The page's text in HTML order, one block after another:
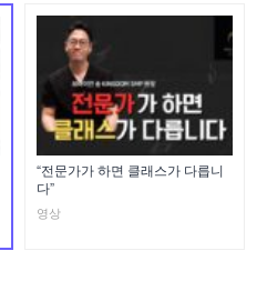
“전문가가 하면 클래스가 다릅니
다”
영상